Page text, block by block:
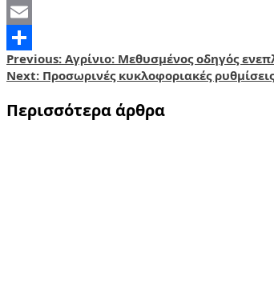
X
Email
Share
Post
navigation
Previous: Αγρίνιο: Μεθυσμένος οδηγός
Next: Προσωρινές κυκλοφοριακές
Περισσότερα άρθρα